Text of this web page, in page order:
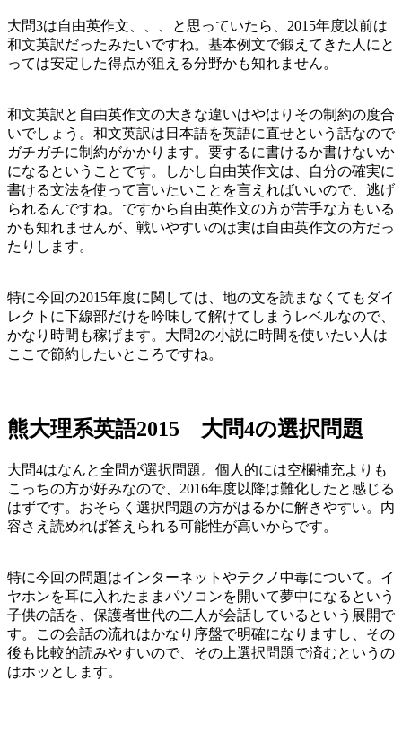
大問3は自由英作文、、、と思っていたら、2015年度以前は
和文英訳だったみたいですね。基本例文で鍛えてきた人にと
っては安定した得点が狙える分野かも知れません。
和文英訳と自由英作文の大きな違いはやはりその制約の度合
いでしょう。和文英訳は日本語を英語に直せという話なので
ガチガチに制約がかかります。要するに書けるか書けないか
になるということです。しかし自由英作文は、自分の確実に
書ける文法を使って言いたいことを言えればいいので、逃げ
られるんですね。ですから自由英作文の方が苦手な方もいる
かも知れませんが、戦いやすいのは実は自由英作文の方だっ
たりします。
特に今回の2015年度に関しては、地の文を読まなくてもダイ
レクトに下線部だけを吟味して解けてしまうレベルなので、
かなり時間も稼げます。大問2の小説に時間を使いたい人は
ここで節約したいところですね。
熊大理系英語2015 大問4の選択問題
大問4はなんと全問が選択問題。個人的には空欄補充よりも
こっちの方が好みなので、2016年度以降は難化したと感じる
はずです。おそらく選択問題の方がはるかに解きやすい。内
容さえ読めれば答えられる可能性が高いからです。
特に今回の問題はインターネットやテクノ中毒について。イ
ヤホンを耳に入れたままパソコンを開いて夢中になるという
子供の話を、保護者世代の二人が会話しているという展開で
す。この会話の流れはかなり序盤で明確になりますし、その
後も比較的読みやすいので、その上選択問題で済むというの
はホッとします。